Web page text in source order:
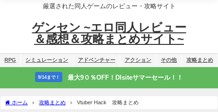
厳選された同人ゲームのレビュー・攻略サイト
ゲンセン ~エロ同人レビュー
＆感想＆攻略まとめサイト~
RPG シミュレーション アドベンチャー アクション その他 攻略まとめ
9/14まで！ 最大9０％OFF！Dlsiteサマーセール！！
ホーム 攻略まとめ Vtuber Hack 攻略まとめ